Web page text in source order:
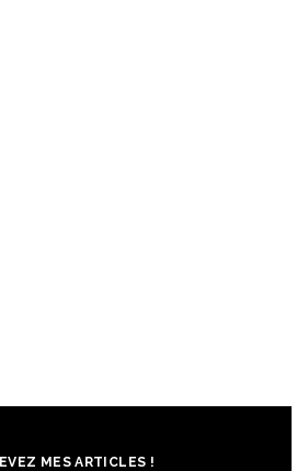
MES ARTICLES !